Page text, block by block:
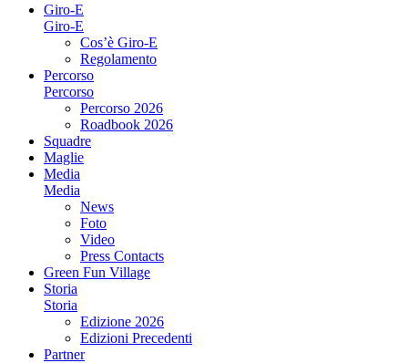
Giro-E
Giro-E
Cos’è Giro-E
Regolamento
Percorso
Percorso
Percorso 2026
Roadbook 2026
Squadre
Maglie
Media
Media
News
Foto
Video
Press Contacts
Green Fun Village
Storia
Storia
Edizione 2026
Edizioni Precedenti
Partner